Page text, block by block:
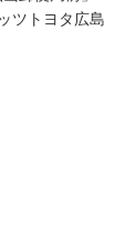
ツトヨタ広島